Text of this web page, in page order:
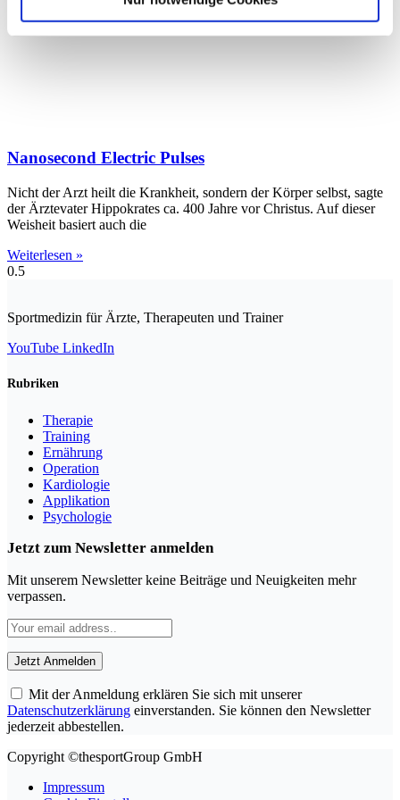
Nanosecond Electric Pulses
Nicht der Arzt heilt die Krankheit, sondern der Körper selbst, sagte
der Ärztevater Hippokrates ca. 400 Jahre vor Christus. Auf dieser
Weisheit basiert auch die
Weiterlesen »
Sportmedizin für Ärzte, Therapeuten und Trainer
YouTube LinkedIn
Rubriken
Therapie
Training
Ernährung
Operation
Kardiologie
Applikation
Psychologie
Jetzt zum Newsletter anmelden
Mit unserem Newsletter keine Beiträge und Neuigkeiten mehr
verpassen.
Mit der Anmeldung erklären Sie sich mit unserer
Datenschutzerklärung einverstanden. Sie können den Newsletter
jederzeit abbestellen.
Copyright ©thesportGroup GmbH
Impressum